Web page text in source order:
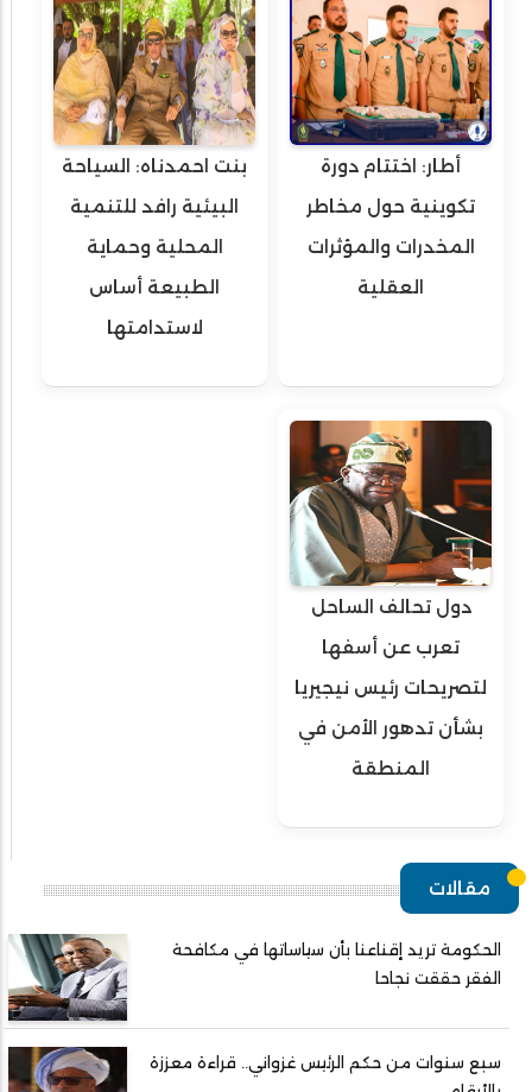
أطار: اختتام دورة
تكوينية حول مخاطر
المخدرات والمؤثرات
العقلية
بنت احمدناه: السياحة
البيئية رافد للتنمية
المحلية وحماية
الطبيعة أساس
لاستدامتها
دول تحالف الساحل
تعرب عن أسفها
لتصريحات رئيس نيجيريا
بشأن تدهور الأمن في
المنطقة
مقالات
الحكومة تريد إقناعنا بأن سياساتها في مكافحة
الفقر حققت نجاحا
سبع سنوات من حكم الرئيس غزواني.. قراءة معززة